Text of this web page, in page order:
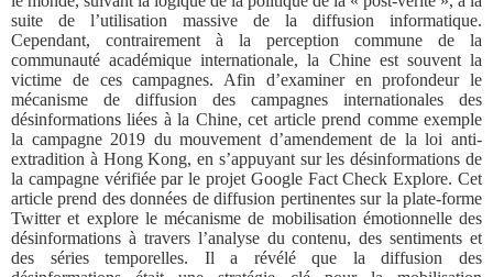
suite de l’utilisation massive de la diffusion informatique.
Cependant, contrairement à la perception commune de la
communauté académique internationale, la Chine est souvent la
victime de ces campagnes. Afin d’examiner en profondeur le
mécanisme de diffusion des campagnes internationales des
désinformations liées à la Chine, cet article prend comme exemple
la campagne 2019 du mouvement d’amendement de la loi anti-
extradition à Hong Kong, en s’appuyant sur les désinformations de
la campagne vérifiée par le projet Google Fact Check Explore. Cet
article prend des données de diffusion pertinentes sur la plate-forme
Twitter et explore le mécanisme de mobilisation émotionnelle des
désinformations à travers l’analyse du contenu, des sentiments et
des séries temporelles. Il a révélé que la diffusion des